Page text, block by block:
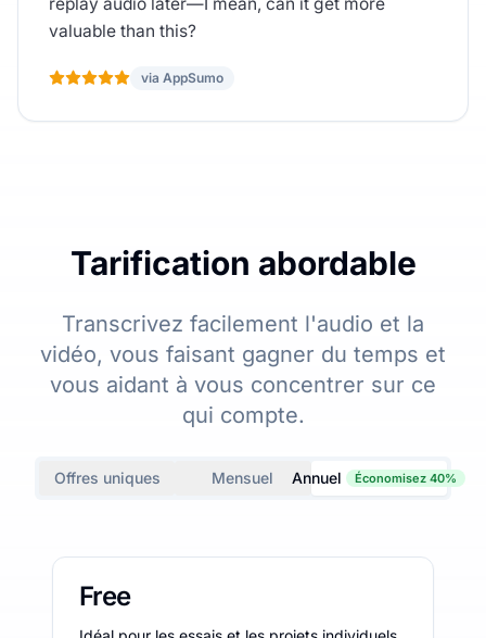
valuable than this?
via AppSumo
Tarification abordable
Transcrivez facilement l'audio et la
vidéo, vous faisant gagner du temps et
vous aidant à vous concentrer sur ce
qui compte.
Offres uniques Mensuel Annuel Économisez 40%
Free